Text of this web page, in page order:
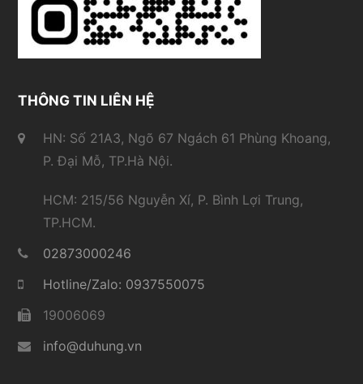
THÔNG TIN LIÊN HỆ
HN: Số 21A3, Ngõ 67 Ngách 61 Phùng Khoang,
P. Đại Mỗ, TP.Hà Nội.
HCM: 215/56 Nguyễn Xí, P. Bình Lợi Trung,
TP.HCM.
02873000246
Hotline/Zalo: 0937550075
19006069
info@duhung.vn